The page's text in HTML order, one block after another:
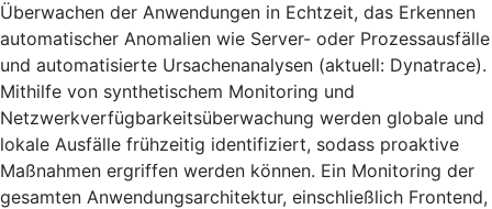
Überwachen der Anwendungen in Echtzeit, das Erkennen
automatischer Anomalien wie Server- oder Prozessausfälle
und automatisierte Ursachenanalysen (aktuell: Dynatrace).
Mithilfe von synthetischem Monitoring und
Netzwerkverfügbarkeitsüberwachung werden globale und
lokale Ausfälle frühzeitig identifiziert, sodass proaktive
Maßnahmen ergriffen werden können. Ein Monitoring der
gesamten Anwendungsarchitektur, einschließlich Frontend,